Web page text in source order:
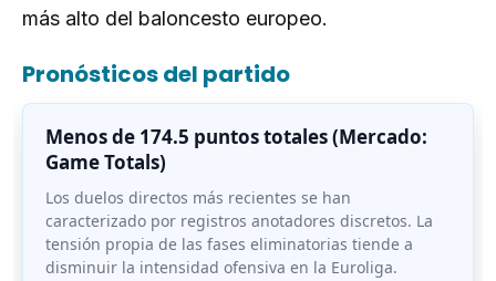
más alto del baloncesto europeo.
Pronósticos del partido
Menos de 174.5 puntos totales (Mercado:
Game Totals)
Los duelos directos más recientes se han
caracterizado por registros anotadores discretos. La
tensión propia de las fases eliminatorias tiende a
disminuir la intensidad ofensiva en la Euroliga.